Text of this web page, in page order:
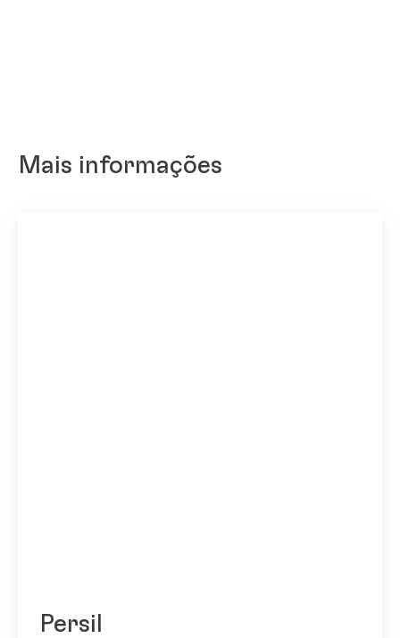
Mais informações
Persil